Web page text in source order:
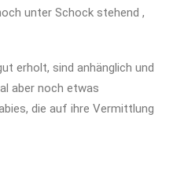
unter Schock stehend ,
erholt, sind anhänglich und
aber noch etwas
die auf ihre Vermittlung